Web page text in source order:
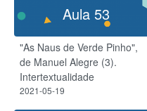
Aula 53
"As Naus de Verde Pinho",
de Manuel Alegre (3).
Intertextualidade
2021-05-19